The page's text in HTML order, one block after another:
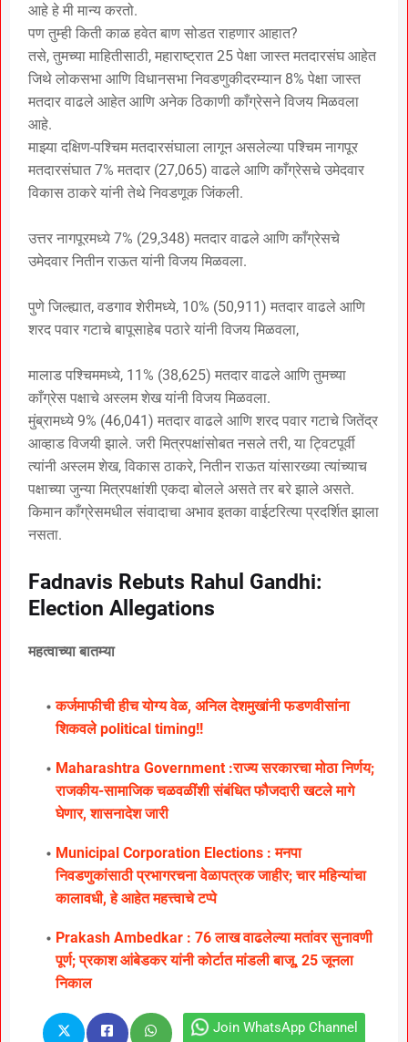
आहे हे मी मान्य करतो.
पण तुम्ही किती काळ हवेत बाण सोडत राहणार आहात?
तसे, तुमच्या माहितीसाठी, महाराष्ट्रात 25 पेक्षा जास्त मतदारसंघ आहेत
जिथे लोकसभा आणि विधानसभा निवडणुकीदरम्यान 8% पेक्षा जास्त
मतदार वाढले आहेत आणि अनेक ठिकाणी काँग्रेसने विजय मिळवला
आहे.
माझ्या दक्षिण-पश्चिम मतदारसंघाला लागून असलेल्या पश्चिम नागपूर
मतदारसंघात 7% मतदार (27,065) वाढले आणि काँग्रेसचे उमेदवार
विकास ठाकरे यांनी तेथे निवडणूक जिंकली.
उत्तर नागपूरमध्ये 7% (29,348) मतदार वाढले आणि काँग्रेसचे
उमेदवार नितीन राऊत यांनी विजय मिळवला.
पुणे जिल्ह्यात, वडगाव शेरीमध्ये, 10% (50,911) मतदार वाढले आणि
शरद पवार गटाचे बापूसाहेब पठारे यांनी विजय मिळवला,
मालाड पश्चिममध्ये, 11% (38,625) मतदार वाढले आणि तुमच्या
काँग्रेस पक्षाचे अस्लम शेख यांनी विजय मिळवला.
मुंब्रामध्ये 9% (46,041) मतदार वाढले आणि शरद पवार गटाचे जितेंद्र
आव्हाड विजयी झाले. जरी मित्रपक्षांसोबत नसले तरी, या ट्विटपूर्वी
त्यांनी अस्लम शेख, विकास ठाकरे, नितीन राऊत यांसारख्या त्यांच्याच
पक्षाच्या जुन्या मित्रपक्षांशी एकदा बोलले असते तर बरे झाले असते.
किमान काँग्रेसमधील संवादाचा अभाव इतका वाईटरित्या प्रदर्शित झाला
नसता.
Fadnavis Rebuts Rahul Gandhi:
Election Allegations
महत्वाच्या बातम्या
कर्जमाफीची हीच योग्य वेळ, अनिल देशमुखांनी फडणवीसांना
शिकवले political timing!!
Maharashtra Government :राज्य सरकारचा मोठा निर्णय;
राजकीय-सामाजिक चळवळींशी संबंधित फौजदारी खटले मागे
घेणार, शासनादेश जारी
Municipal Corporation Elections : मनपा
निवडणुकांसाठी प्रभागरचना वेळापत्रक जाहीर; चार महिन्यांचा
कालावधी, हे आहेत महत्त्वाचे टप्पे
Prakash Ambedkar : 76 लाख वाढलेल्या मतांवर सुनावणी
पूर्ण; प्रकाश आंबेडकर यांनी कोर्टात मांडली बाजू, 25 जूनला
निकाल
Join WhatsApp Channel